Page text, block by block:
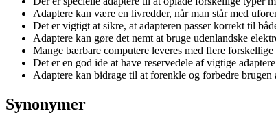
Adaptere kan være en livredder, når man står med
Det er vigtigt at sikre, at adapteren passer korrekt til
Adaptere kan gøre det nemt at bruge udenlandske
Mange bærbare computere leveres med flere
Det er en god ide at have reservedele af vigtige
Adaptere kan bidrage til at forenkle og forbedre brugen
Synonymer